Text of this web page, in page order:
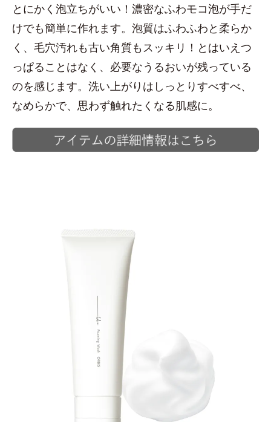
とにかく泡立ちがいい！濃密なふわモコ泡が手だ
けでも簡単に作れます。泡質はふわふわと柔らか
く、毛穴汚れも古い角質もスッキリ！とはいえつ
っぱることはなく、必要なうるおいが残っている
のを感じます。洗い上がりはしっとりすべすべ、
なめらかで、思わず触れたくなる肌感に。